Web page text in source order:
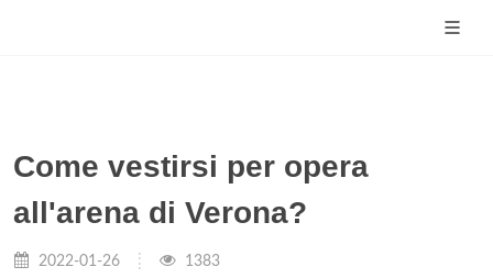
Come vestirsi per opera
all'arena di Verona?
2022-01-26 1383